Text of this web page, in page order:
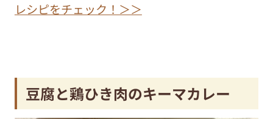
レシピをチェック！＞＞
豆腐と鶏ひき肉のキーマカレー